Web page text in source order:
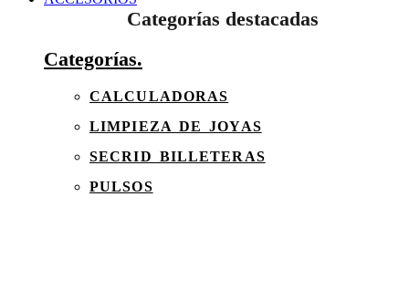
Categorías destacadas
Categorías.
CALCULADORAS
LIMPIEZA DE JOYAS
SECRID BILLETERAS
PULSOS